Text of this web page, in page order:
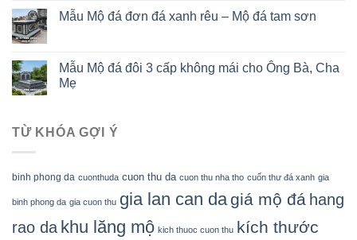
Mẫu Mộ đá đơn đá xanh rêu – Mộ đá tam sơn
Mẫu Mộ đá đôi 3 cấp không mái cho Ông Bà, Cha
Mẹ
TỪ KHÓA GỢI Ý
binh phong da cuonthuda cuon thu da cuon thu nha tho cuốn thư đá xanh gia
binh phong da gia cuon thu gia lan can dagiá mộ đá hang
rao da khu lăng mộ kich thuoc cuon thu kích thước